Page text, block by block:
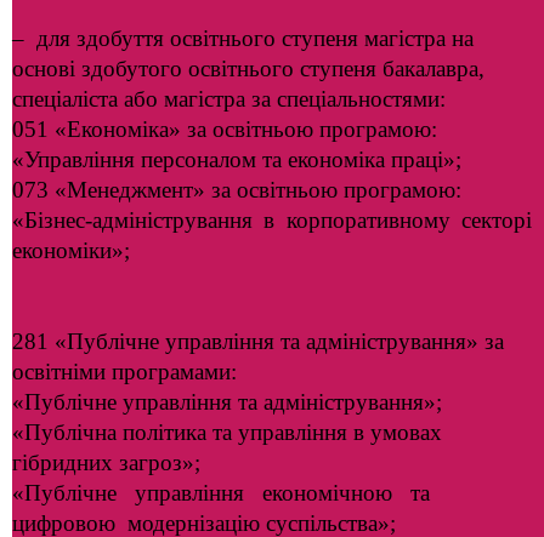
– для здобуття освітнього ступеня магістра на
основі здобутого освітнього ступеня бакалавра,
спеціаліста або магістра за спеціальностями:
051 «Економіка» за освітньою програмою:
«Управління персоналом та економіка праці»;
073 «Менеджмент» за освітньою програмою:
«Бізнес-адміністрування в корпоративному секторі
економіки»;
281 «Публічне управління та адміністрування» за
освітніми програмами:
«Публічне управління та адміністрування»;
«Публічна політика та управління в умовах
гібридних загроз»;
«Публічне управління економічною та
цифровою модернізацію суспільства»;